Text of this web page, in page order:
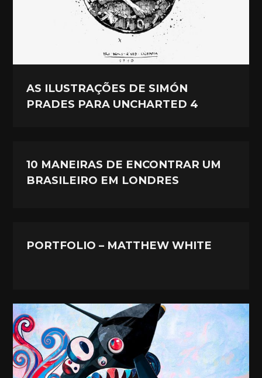
AS ILUSTRAÇÕES DE SIMÓN
PRADES PARA UNCHARTED 4
10 MANEIRAS DE ENCONTRAR UM
BRASILEIRO EM LONDRES
PORTFOLIO – MATTHEW WHITE